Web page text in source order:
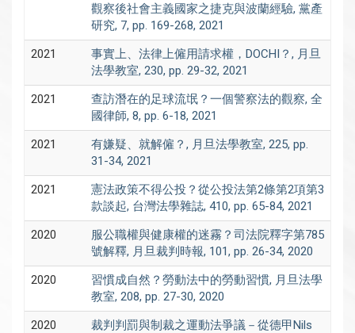
觀察後社會主義國家之捷克與波蘭經驗, 黨產
研究, 7, pp. 169-268, 2021
2021
事實上、法律上僱用請求權，DOCHI？, 月旦
法學教室, 230, pp. 29-32, 2021
2021
查訪潛在的足球流氓？一個警察法的觀察, 全
國律師, 8, pp. 6-18, 2021
2021
有嫌疑、就解僱？, 月旦法學教室, 225, pp.
31-34, 2021
2021
憲法政策不得公投？從公投法第2條第2項第3
款談起, 台灣法學雜誌, 410, pp. 65-84, 2021
2020
服公職權與健康權的迷霧？司法院釋字第785
號解釋, 月旦裁判時報, 101, pp. 26-34, 2020
2020
習慣成自然？勞動法中的勞動習慣, 月旦法學
教室, 208, pp. 27-30, 2020
2020
裁判判罰與制裁之運動法爭議－從德甲Nils